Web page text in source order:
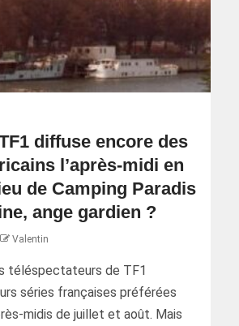
diffuse encore des
l’après-midi en
de Camping Paradis
ange gardien ?
Valentin
téléspectateurs de TF1
séries françaises préférées
midis de juillet et août. Mais